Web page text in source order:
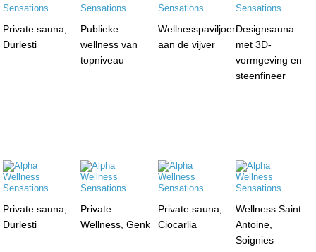
Private sauna,
Durlesti
Publieke
wellness van
topniveau
Wellnesspaviljoen
aan de vijver
Designsauna
met 3D-
vormgeving en
steenfineer
Private sauna,
Durlesti
Private
Wellness, Genk
Private sauna,
Ciocarlia
Wellness Saint
Antoine,
Soignies